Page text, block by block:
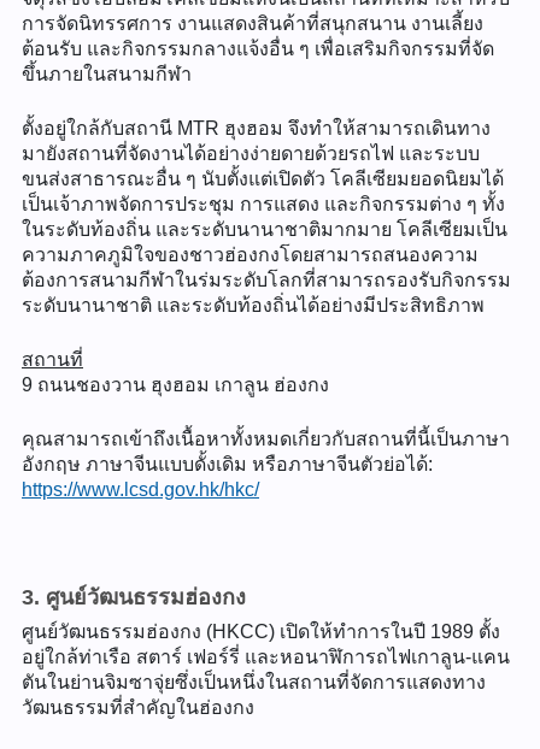
การจัดนิทรรศการ งานแสดงสินค้าที่สนุกสนาน งานเลี้ยง
ต้อนรับ และกิจกรรมกลางแจ้งอื่น ๆ เพื่อเสริมกิจกรรมที่จัด
ขึ้นภายในสนามกีฬา
ตั้งอยู่ใกล้กับสถานี MTR ฮุงฮอม จึงทำให้สามารถเดินทาง
มายังสถานที่จัดงานได้อย่างง่ายดายด้วยรถไฟ และระบบ
ขนส่งสาธารณะอื่น ๆ นับตั้งแต่เปิดตัว โคลีเซียมยอดนิยมได้
เป็นเจ้าภาพจัดการประชุม การแสดง และกิจกรรมต่าง ๆ ทั้ง
ในระดับท้องถิ่น และระดับนานาชาติมากมาย โคลีเซียมเป็น
ความภาคภูมิใจของชาวฮ่องกงโดยสามารถสนองความ
ต้องการสนามกีฬาในร่มระดับโลกที่สามารถรองรับกิจกรรม
ระดับนานาชาติ และระดับท้องถิ่นได้อย่างมีประสิทธิภาพ
สถานที่
9 ถนนชองวาน ฮุงฮอม เกาลูน ฮ่องกง
คุณสามารถเข้าถึงเนื้อหาทั้งหมดเกี่ยวกับสถานที่นี้เป็นภาษา
อังกฤษ ภาษาจีนแบบดั้งเดิม หรือภาษาจีนตัวย่อได้:
https://www.lcsd.gov.hk/hkc/
3. ศูนย์วัฒนธรรมฮ่องกง
ศูนย์วัฒนธรรมฮ่องกง (HKCC) เปิดให้ทำการในปี 1989 ตั้ง
อยู่ใกล้ท่าเรือ สตาร์ เฟอร์รี่ และหอนาฬิการถไฟเกาลูน-แคน
ตันในย่านจิมซาจุ่ยซึ่งเป็นหนึ่งในสถานที่จัดการแสดงทาง
วัฒนธรรมที่สำคัญในฮ่องกง